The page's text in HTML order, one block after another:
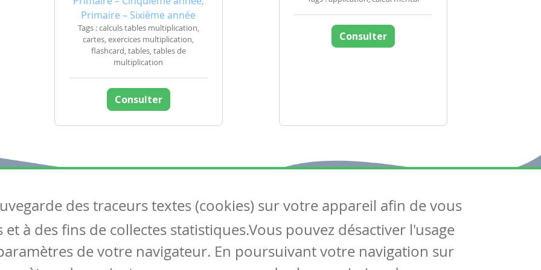
Primaire – Sixième année
Tags : calculs tables multiplication,
cartes, exercices multiplication,
flashcard, tables, tables de
multiplication
Consulter
Consulter
Articles
Tous les articles
Articles DYS
Suivez-nous
Contactez-nous
Soutien scolaire
des traceurs textes (cookies) sur votre appareil afin de vous
à des fins de collectes statistiques.Vous pouvez désactiver l'usage
de votre navigateur. En poursuivant votre navigation sur